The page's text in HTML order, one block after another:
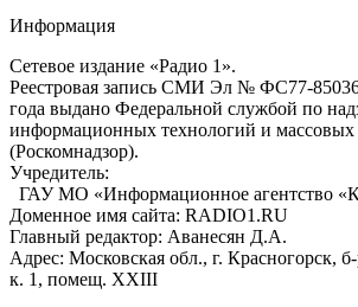
Информация
Сетевое издание «Радио 1».
Реестровая запись СМИ Эл № ФС77-85036
года выдано Федеральной службой по
информационных технологий и
(Роскомнадзор).
Учредитель:
ГАУ МО «Информационное агентство
Доменное имя сайта: RADIO1.RU
Главный редактор: Аванесян Д.А.
Адрес: Московская обл., г. Красногорск,
к. 1, помещ. XXIII